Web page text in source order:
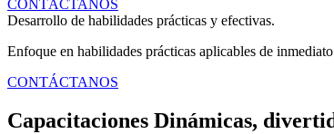
CONTÁCTANOS
Desarrollo de habilidades prácticas y efectivas.
Enfoque en habilidades prácticas aplicables de
CONTÁCTANOS
Capacitaciones Dinámicas,